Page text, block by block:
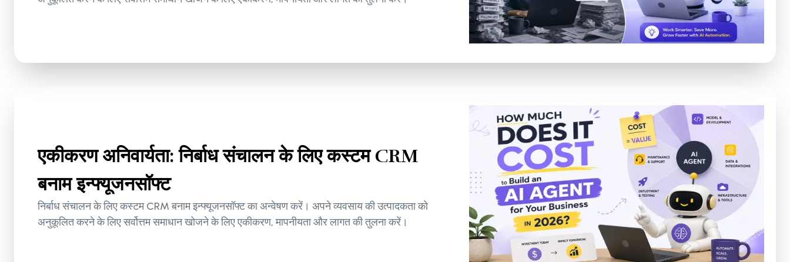
एकीकरण अनिवार्यता: निर्बाध संचालन के लिए कस्टम CRM
बनाम इन्फ्यूजनसॉफ्ट
निर्बाध संचालन के लिए कस्टम CRM बनाम इन्फ्यूजनसॉफ्ट का अन्वेषण करें। अपने व्यवसाय की उत्पादकता को
अनुकूलित करने के लिए सर्वोत्तम समाधान खोजने के लिए एकीकरण, मापनीयता और लागत की तुलना करें।